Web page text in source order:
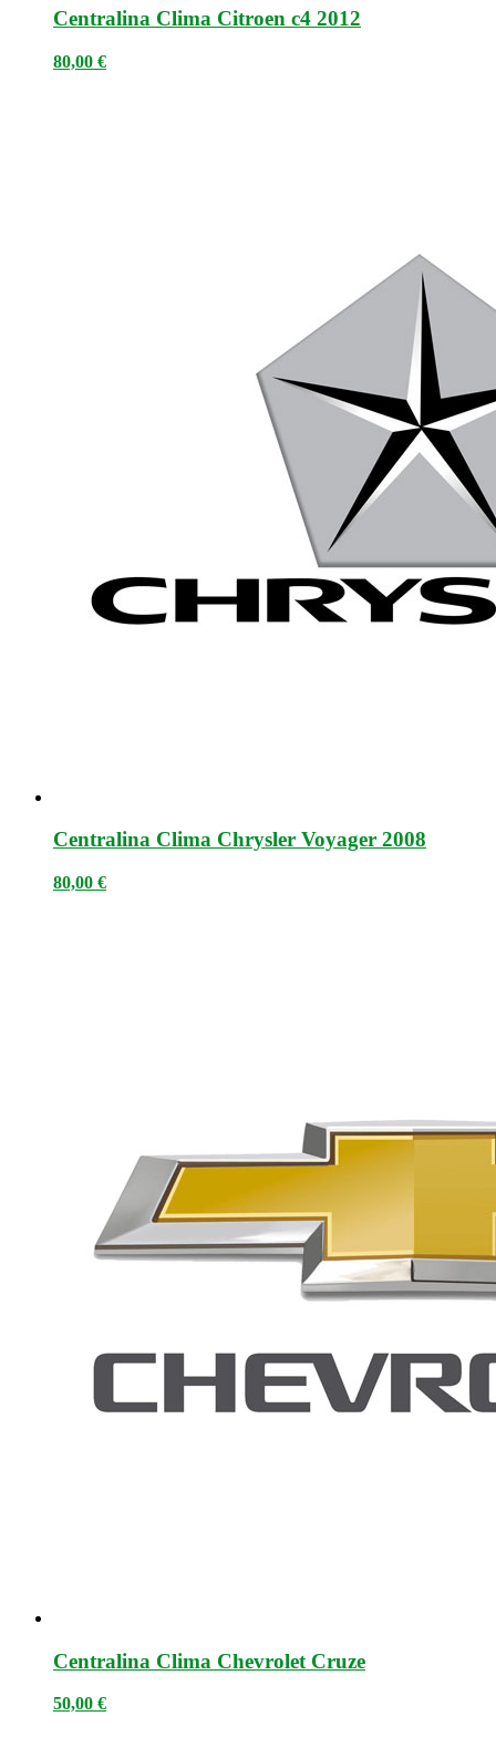
Centralina Clima Citroen c4 2012
80,00 €
Centralina Clima Chrysler Voyager 2008
80,00 €
Centralina Clima Chevrolet Cruze
50,00 €